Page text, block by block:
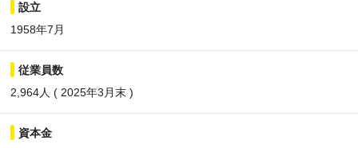
設立
1958年7月
従業員数
2,964人 ( 2025年3月末 )
資本金